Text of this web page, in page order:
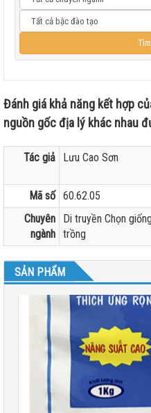
Đánh giá khả năng kết hợp
nguồn gốc địa lý khác nhau
Tác giả Lưu Cao Sơn
Mã số 60.62.05
Chuyên
ngành
Di truyền Chọn
trồng
SẢN PHẨM